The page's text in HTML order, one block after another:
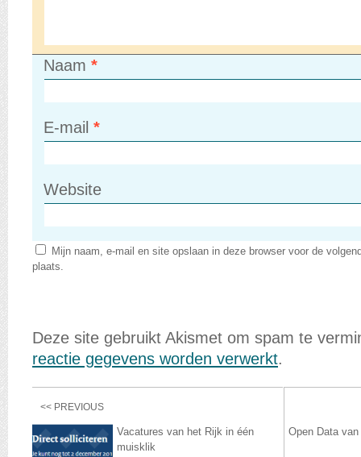
Naam *
E-mail *
Website
Mijn naam, e-mail en site opslaan in deze browser voor de
plaats.
Deze site gebruikt Akismet om spam te
reactie gegevens worden verwerkt.
<< PREVIOUS
Vacatures van het Rijk in één
muisklik
Open Data